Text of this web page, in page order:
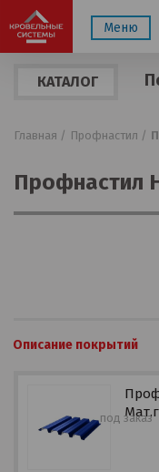
Меню
КАТАЛОГ
Главная / Профнастил /
Профнастил
Описание покрытий
под заказ